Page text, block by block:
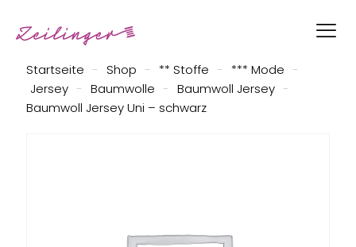
Startseite - Shop - ** Stoffe - *** Mode -
Jersey - Baumwolle - Baumwoll Jersey -
Baumwoll Jersey Uni – schwarz